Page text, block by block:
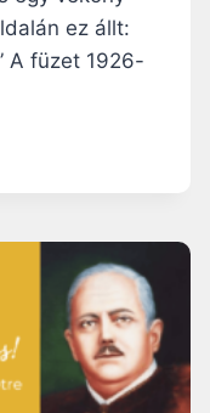
ez állt:
A füzet 1926-